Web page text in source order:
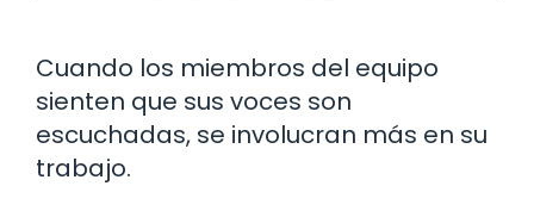
Cuando los miembros del equipo
sienten que sus voces son
escuchadas, se involucran más en su
trabajo.